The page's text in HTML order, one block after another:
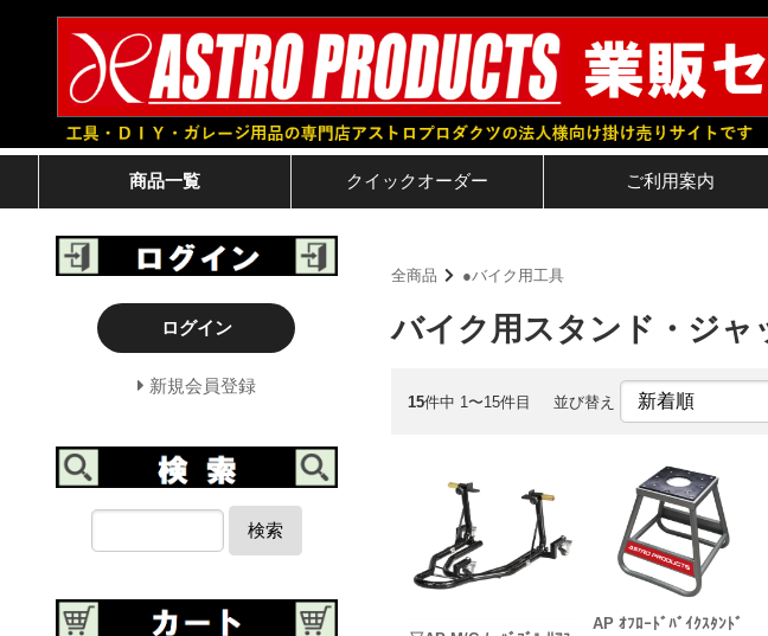
商品一覧 クイックオーダー ご利用案内
全商品 ●バイク用工具
バイク用スタンド・ジャ
15件中 1〜15件目 並び替え
AP ｵﾌﾛｰﾄﾞﾊﾞｲｸｽﾀﾝﾄﾞ
ログイン
新規会員登録
検索